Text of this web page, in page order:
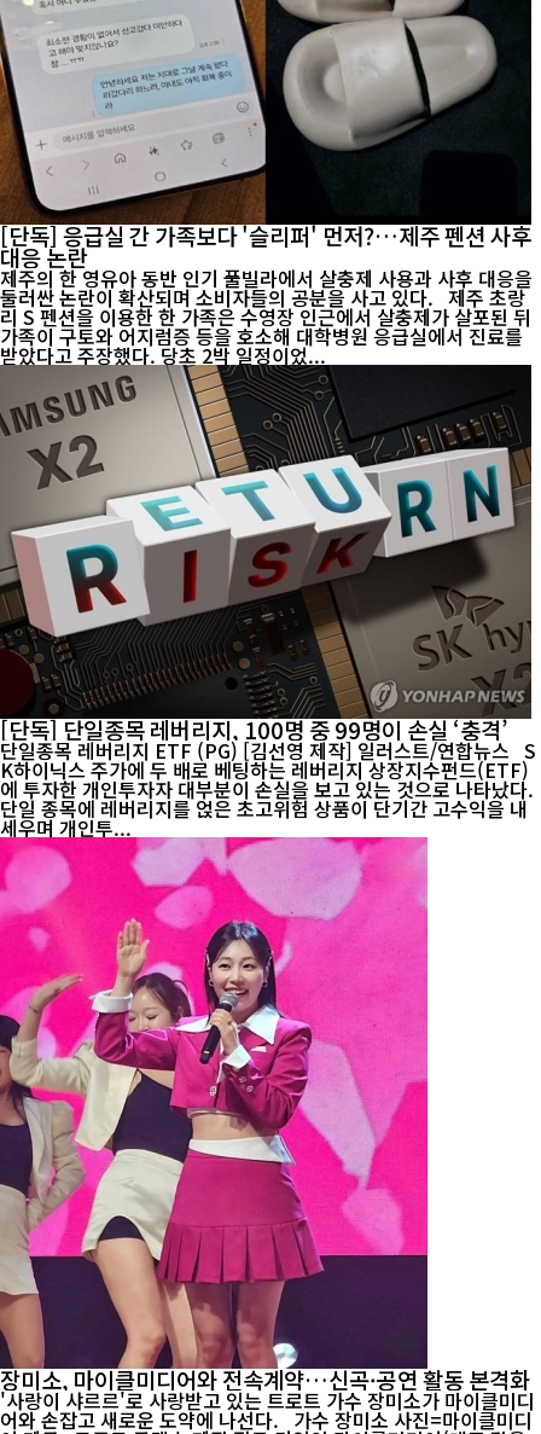
[단독] 응급실 간 가족보다 '슬리퍼' 먼저?…제주 펜션 사후
대응 논란
제주의 한 영유아 동반 인기 풀빌라에서 살충제 사용과 사후 대응을
둘러싼 논란이 확산되며 소비자들의 공분을 사고 있다. 제주 초랑
리 S 펜션을 이용한 한 가족은 수영장 인근에서 살충제가 살포된 뒤
가족이 구토와 어지럼증 등을 호소해 대학병원 응급실에서 진료를
받았다고 주장했다. 당초 2박 일정이었...
[단독] 단일종목 레버리지, 100명 중 99명이 손실 ‘충격’
단일종목 레버리지 ETF (PG) [김선영 제작] 일러스트/연합뉴스 S
K하이닉스 주가에 두 배로 베팅하는 레버리지 상장지수펀드(ETF)
에 투자한 개인투자자 대부분이 손실을 보고 있는 것으로 나타났다.
단일 종목에 레버리지를 얹은 초고위험 상품이 단기간 고수익을 내
세우며 개인투...
장미소, 마이클미디어와 전속계약…신곡·공연 활동 본격화
'사랑이 샤르르'로 사랑받고 있는 트로트 가수 장미소가 마이클미디
어와 손잡고 새로운 도약에 나선다. 가수 장미소 사진=마이클미디